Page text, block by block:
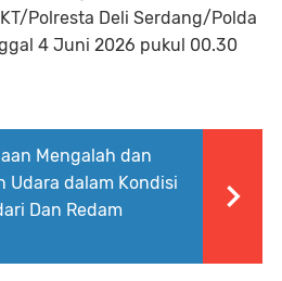
Polresta Deli Serdang/Polda
4 Juni 2026 pukul 00.30
Mengalah dan
Udara dalam Kondisi
Dan Redam